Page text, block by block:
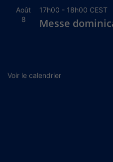
Août
8
17h00 - 18h00 CEST
Messe
Voir le calendrier